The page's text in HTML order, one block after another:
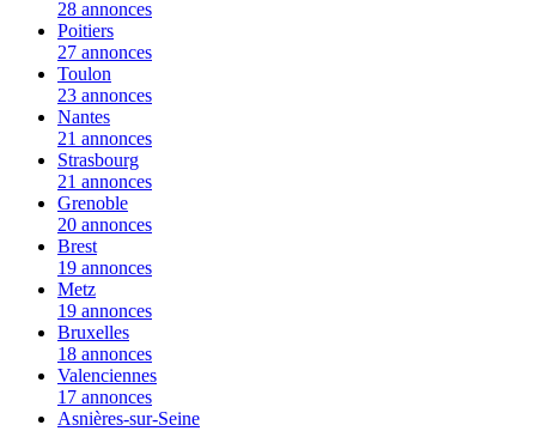
28 annonces
Poitiers
27 annonces
Toulon
23 annonces
Nantes
21 annonces
Strasbourg
21 annonces
Grenoble
20 annonces
Brest
19 annonces
Metz
19 annonces
Bruxelles
18 annonces
Valenciennes
17 annonces
Asnières-sur-Seine